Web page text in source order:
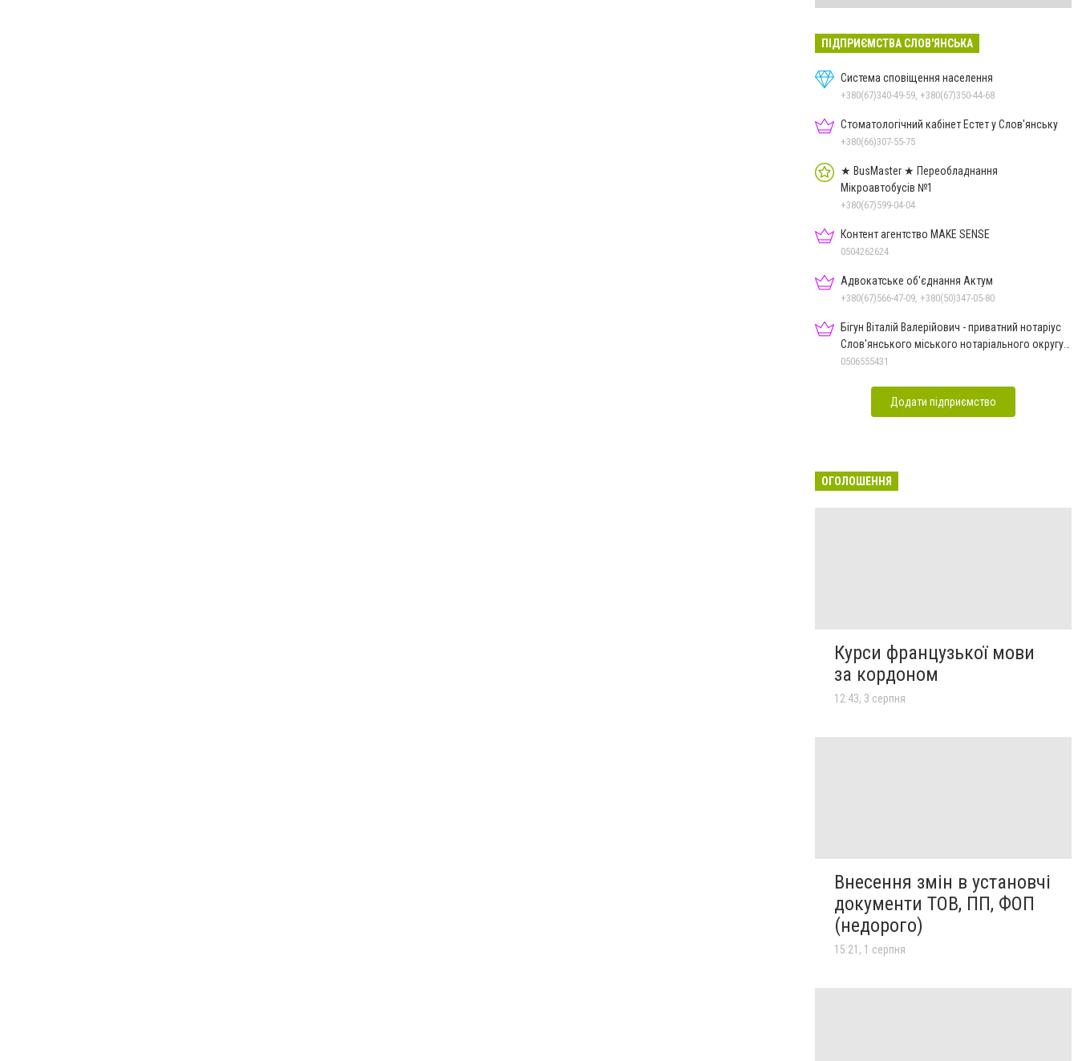
ПІДПРИЄМСТВА СЛОВ'ЯНСЬКА
Система сповіщення населення
+380(67)340-49-59, +380(67)350-44-68
Стоматологічний кабінет Естет у Слов'янську
+380(66)307-55-75
★ BusMaster ★ Переобладнання
Мікроавтобусів №1
+380(67)599-04-04
Контент агентство MAKE SENSE
0504262624
Адвокатське об'єднання Актум
+380(67)566-47-09, +380(50)347-05-80
Бігун Віталій Валерійович - приватний нотаріус
Слов'янського міського нотаріального округу
Дон.обл.
0506555431
Додати підприємство
ОГОЛОШЕННЯ
Курси французької мови
за кордоном
12:43, 3 серпня
Внесення змін в установчі
документи ТОВ, ПП, ФОП
(недорого)
15:21, 1 серпня